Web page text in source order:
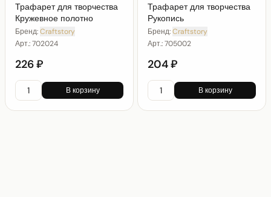
Трафарет для творчества
Кружевное полотно
Бренд:Craftstory
Арт.:702024
226 ₽
В корзину
Трафарет для творчества
Рукопись
Бренд:Craftstory
Арт.:705002
204 ₽
В корзину